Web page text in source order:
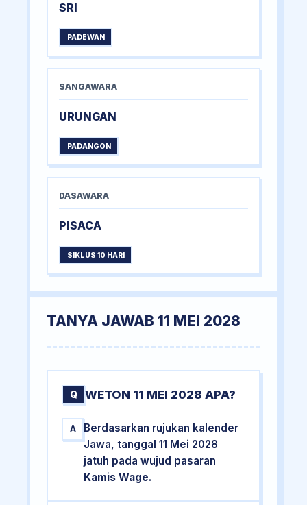
SRI
PADEWAN
SANGAWARA
URUNGAN
PADANGON
DASAWARA
PISACA
SIKLUS 10 HARI
TANYA JAWAB 11 MEI 2028
Q WETON 11 MEI 2028 APA?
A
Berdasarkan rujukan kalender
Jawa, tanggal 11 Mei 2028
jatuh pada wujud pasaran
Kamis Wage.